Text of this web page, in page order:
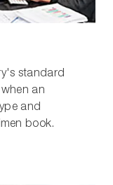
standard
an
and
book.